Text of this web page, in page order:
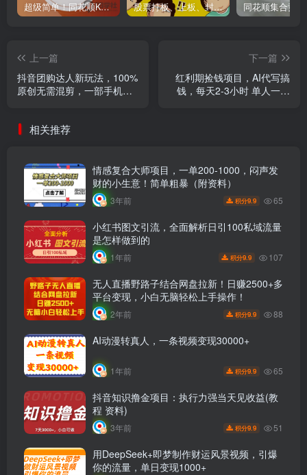
超级简单！同花顺K线界面显示行业概念指标代码图解 股票打板、上板、封板、翘板、炸板是什么意思？炒股你必须懂的暗语！
上一篇
抖音团购达人新玩法，100%
原创无需混剪，一部手机轻
下一篇
红利期捡钱项目，AI代写搞
钱，每天2-3小时 单人一天
相关推荐
情感复合大师项目，一单200-1000，闷声发
财的小生意！简单粗暴（附资料）
3年前 积分9.9 65
小红书图文引流，全面解析日引100私域流量
是怎样做到的
1年前 积分9.9 107
无人直播野路子结合网盘拉新！日赚2500+多
平台变现，小白无脑轻松上手操作！
2年前 积分9.9 88
AI动漫转真人，一条视频变现30000+
1年前 积分9.9 65
抖音知识撸金项目：执行力强当天见收益(教
程 资料)
3年前 积分9.9 51
用DeepSeek+即梦制作财运风景视频，引爆
你的流量，单日变现1000+